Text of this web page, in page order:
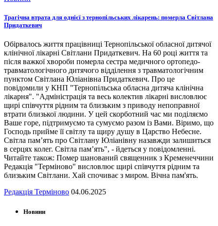
Трагічна втрата для однієї з тернопільських лікарень: померла Світлана
Придаткевич
Обірвалось життя працівниці Тернопільської обласної дитячої
клінічної лікарні Світлани Придаткевич. На 60 році життя та
після важкої хвороби померла сестра медичного ортопедо-
травматологічного дитячого відділення з травматологічним
пунктом Світлана Юліанівна Придаткевич. Про це
повідомили у КНП "Тернопільська обласна дитяча клінічна
лікарня". "Адміністрація та весь колектив лікарні висловлює
щирі співчуття рідним та близьким з приводу непоправної
втрати близької людини. У цей скорботний час ми поділяємо
Ваше горе, підтримуємо та сумуємо разом із Вами. Віримо, що
Господь прийме її світлу та щиру душу в Царство Небесне.
Світла пам’ять про Світлану Юліанівну назавжди залишиться
в серцях колег. Світла пам’ять", - йдеться у повідомленні.
Читайте також: Помер шанований священник з Кременеччини
Редакція "Терміново" висловлює щирі співчуття рідним та
близьким Світлани. Хай спочиває з миром. Вічна пам'ять.
Редакція Терміново 04.06.2025
Новини